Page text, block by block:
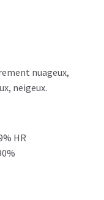
nuageux,
neigeux.
HR